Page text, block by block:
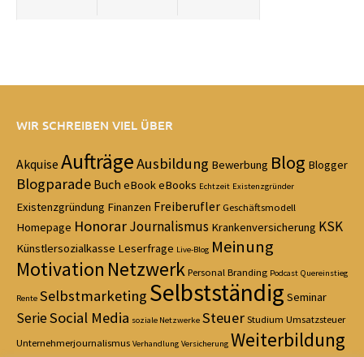
WIR SCHREIBEN VIEL ÜBER
Akquise AufträgeAusbildung Bewerbung Blog Blogger
Blogparade Buch eBookeBooks Echtzeit Existenzgründer
Existenzgründung Finanzen Freiberufler Geschäftsmodell
Homepage HonorarJournalismus Krankenversicherung KSK
Künstlersozialkasse Leserfrage Live-Blog Meinung
Motivation NetzwerkPersonal Branding Podcast Quereinstieg
Rente Selbstmarketing Selbstständig Seminar
SerieSocial Media soziale Netzwerke SteuerStudium Umsatzsteuer
Unternehmerjournalismus Verhandlung Versicherung Weiterbildung